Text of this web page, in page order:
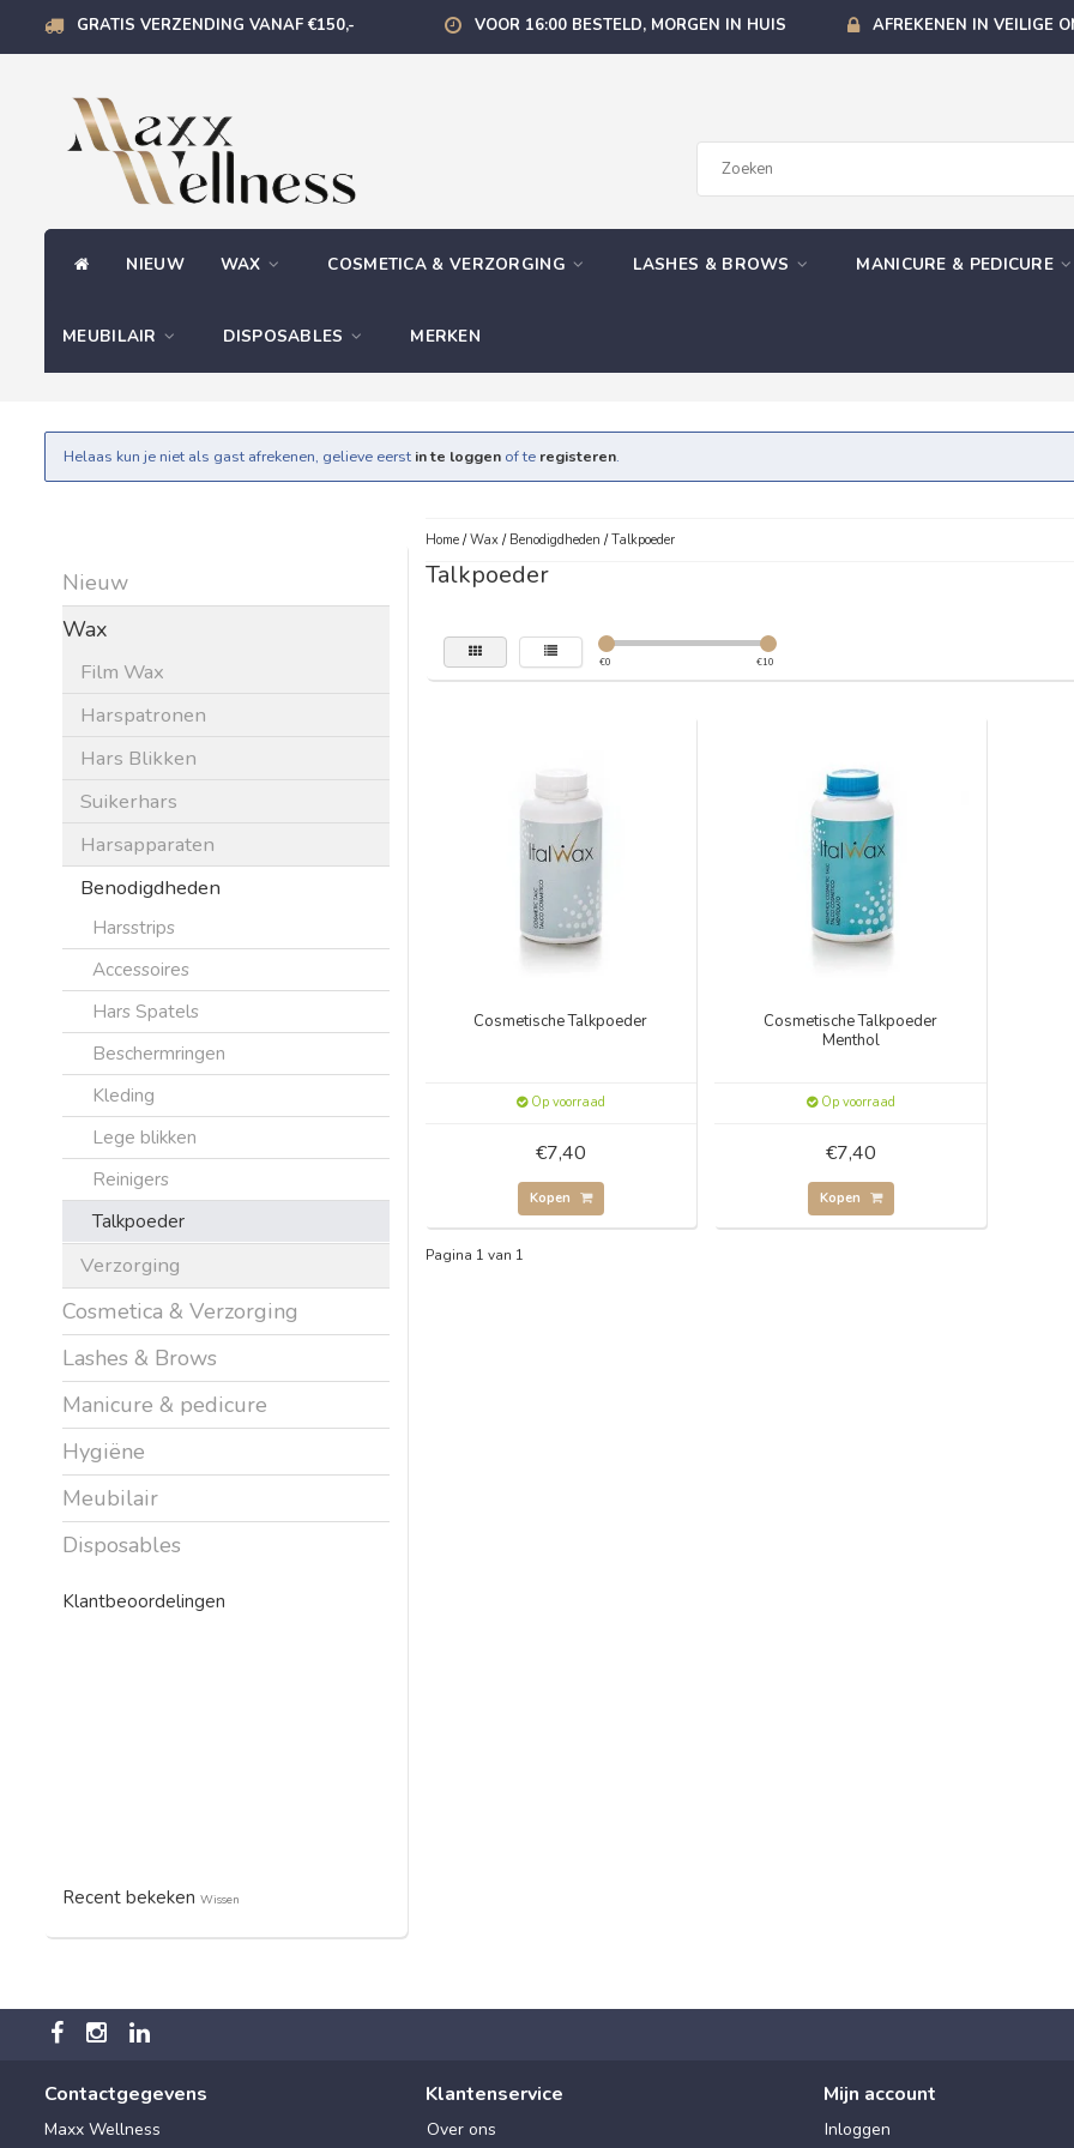
GRATIS VERZENDING VANAF €150,- VOOR 16:00 BESTELD, MORGEN IN HUIS AFREKENEN IN VEILIGE
NIEUW WAX COSMETICA & VERZORGING LASHES & BROWS MANICURE & PEDICURE
MEUBILAIR DISPOSABLES MERKEN
Helaas kun je niet als gast afrekenen, gelieve eerst in te loggen of te registeren.
Nieuw
Wax
Film Wax
Harspatronen
Hars Blikken
Suikerhars
Harsapparaten
Benodigdheden
Harsstrips
Accessoires
Hars Spatels
Beschermringen
Kleding
Lege blikken
Reinigers
Talkpoeder
Verzorging
Cosmetica & Verzorging
Lashes & Brows
Manicure & pedicure
Hygiëne
Meubilair
Disposables
Klantbeoordelingen
Recent bekeken Wissen
Home/Wax/ Benodigdheden /Talkpoeder
Talkpoeder
€0 €10
Cosmetische Talkpoeder
Op voorraad
€7,40
Kopen
Cosmetische Talkpoeder
Menthol
Op voorraad
€7,40
Kopen
Pagina 1 van 1
Contactgegevens
Maxx Wellness
Klantenservice
Over ons
Mijn account
Inloggen